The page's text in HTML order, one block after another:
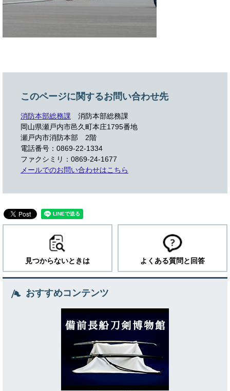
このページに関するお問い合わせ先
消防本部総務課
消防本部総務課
岡山県瀬戸内市邑久町本庄1795番地
瀬戸内市消防本部 2階
電話番号：0869-22-1334
ファクシミリ：0869-24-1677
メールでのお問い合わせはこちら
見つからないときは よくある質問と回答
おすすめコンテンツ